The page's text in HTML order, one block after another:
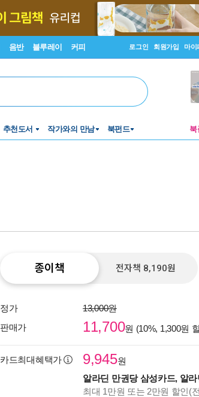
음반 블루레이 커피 로그인 회원가입 마이
추천도서 작가와의 만남 북펀드 북
종이책 전자책 8,190원
정가
13,000원
판매가
11,700원 (10%, 1,300원
카드최대혜택가 9,945원
알라딘 만권당 삼성카드, 알
최대 1만원 또는 2만원 할인(